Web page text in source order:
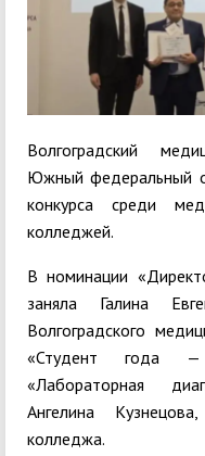
Волгоградский
Южный федеральный
конкурса среди
колледжей.
В номинации
заняла Галина
Волгоградского
«Студент года —
«Лабораторная
Ангелина
колледжа.